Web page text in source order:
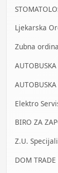
Ljekarska
Zubna
Elektro
BIRO ZA
DOM